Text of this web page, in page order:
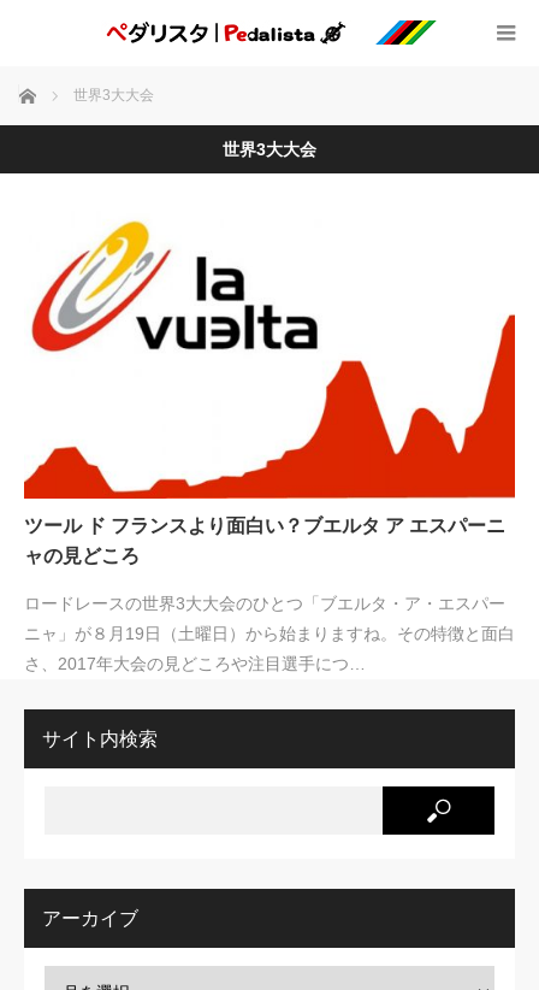
ホーム 世界3大大会
世界3大大会
ツール ド フランスより面白い？ブエルタ ア エスパーニ
ャの見どころ
ロードレースの世界3大大会のひとつ「ブエルタ・ア・エスパー
ニャ」が８月19日（土曜日）から始まりますね。その特徴と面白
さ、2017年大会の見どころや注目選手につ…
サイト内検索
アーカイブ